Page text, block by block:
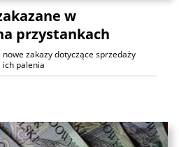
w
przystankach
zakazy dotyczące sprzedaży
palenia